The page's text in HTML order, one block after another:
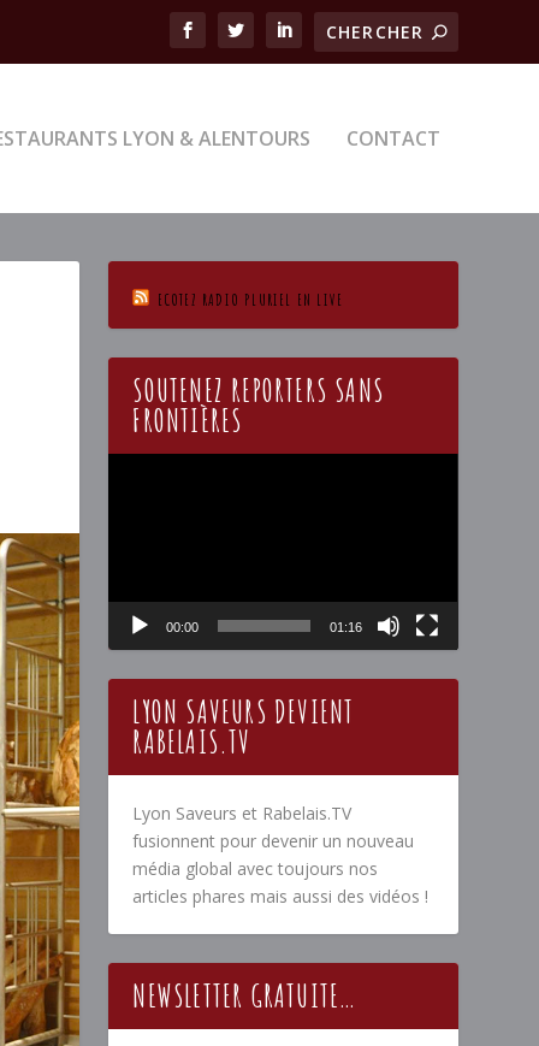
LYON & ALENTOURS CONTACT
ECOTEZ RADIO PLURIEL EN LIVE
SOUTENEZ REPORTERS SANS
FRONTIÈRES
00:00 01:16
LYON SAVEURS DEVIENT
RABELAIS.TV
Lyon Saveurs et Rabelais.TV
fusionnent pour devenir un nouveau
média global avec toujours nos
articles phares mais aussi des vidéos !
NEWSLETTER GRATUITE…